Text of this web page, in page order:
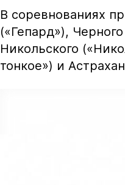
В соревнованиях
(«Гепард»),
Никольского
тонкое») и